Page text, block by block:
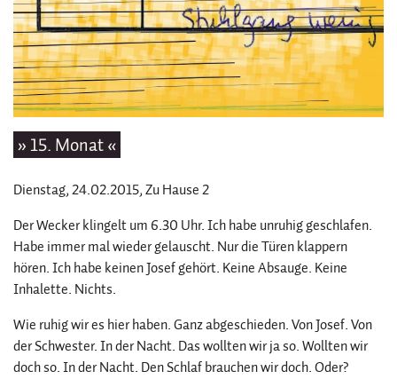
» 15. Monat «
Dienstag, 24.02.2015, Zu Hause 2
Der Wecker klingelt um 6.30 Uhr. Ich habe unruhig geschlafen.
Habe immer mal wieder gelauscht. Nur die Türen klappern
hören. Ich habe keinen Josef gehört. Keine Absauge. Keine
Inhalette. Nichts.
Wie ruhig wir es hier haben. Ganz abgeschieden. Von Josef. Von
der Schwester. In der Nacht. Das wollten wir ja so. Wollten wir
doch so. In der Nacht. Den Schlaf brauchen wir doch. Oder?